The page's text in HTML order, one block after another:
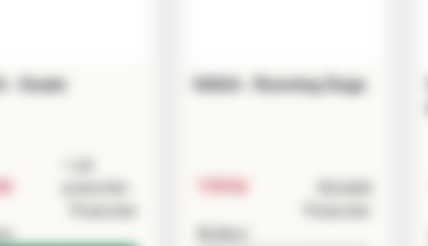
- Goats
1 på
postorder
Postorder
SAGA - Running Dogs
110 kr Slutsåld
Butiken